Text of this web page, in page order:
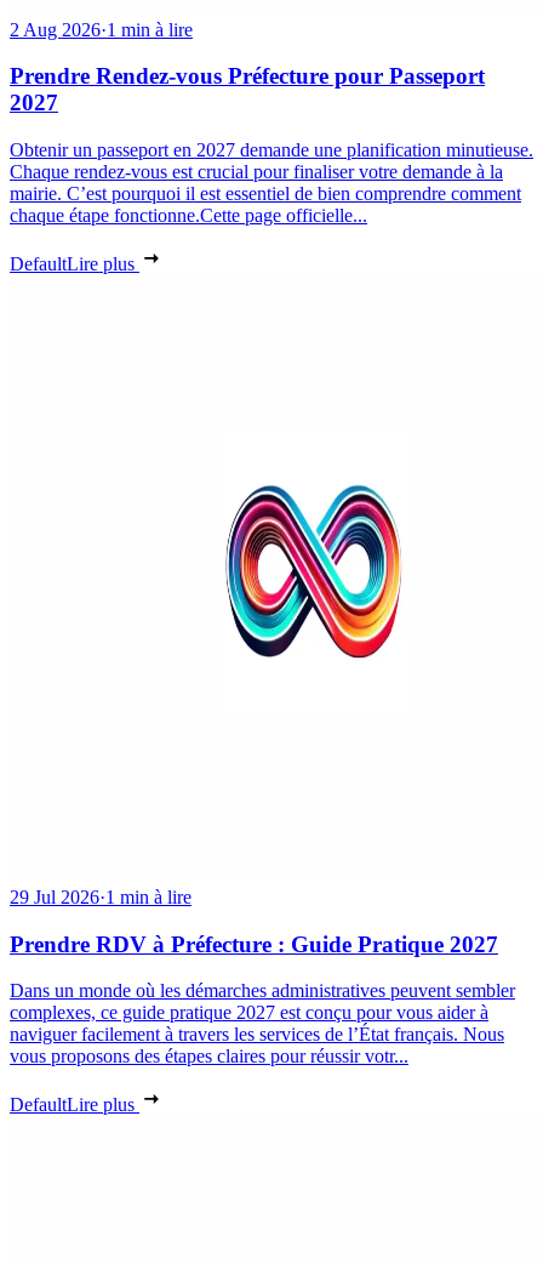
2 Aug 2026·1 min à lire
Prendre Rendez-vous Préfecture pour Passeport
2027
Obtenir un passeport en 2027 demande une planification minutieuse.
Chaque rendez-vous est crucial pour finaliser votre demande à la
mairie. C’est pourquoi il est essentiel de bien comprendre comment
chaque étape fonctionne.Cette page officielle...
DefaultLire plus
29 Jul 2026·1 min à lire
Prendre RDV à Préfecture : Guide Pratique 2027
Dans un monde où les démarches administratives peuvent sembler
complexes, ce guide pratique 2027 est conçu pour vous aider à
naviguer facilement à travers les services de l’État français. Nous
vous proposons des étapes claires pour réussir votr...
DefaultLire plus